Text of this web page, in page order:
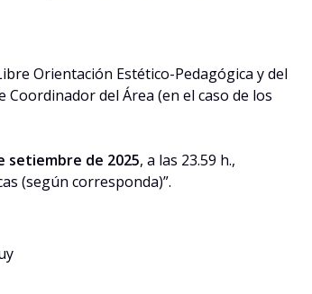
Orientación Estético-Pedagógica y del
del Área (en el caso de los
setiembre de 2025, a las 23.59 h.,
(según corresponda)”.